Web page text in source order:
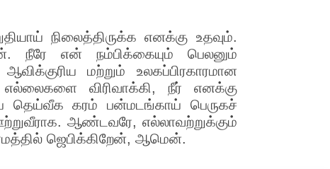
நிலைத்திருக்க எனக்கு உதவும்.
நீரே என் நம்பிக்கையும் பெலனும்
மற்றும் உலகப்பிரகாரமான
விரிவாக்கி, நீர் எனக்கு
தெய்வீக கரம் பன்மடங்காய் பெருகச்
ஆண்டவரே, எல்லாவற்றுக்கும்
ஜெபிக்கிறேன், ஆமென்.